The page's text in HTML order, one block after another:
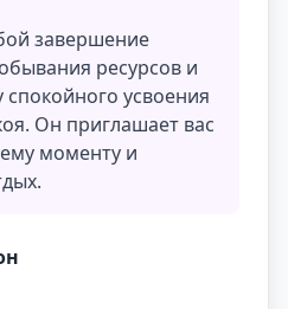
завершение
ресурсов и
спокойного усвоения
Он приглашает вас
моменту и